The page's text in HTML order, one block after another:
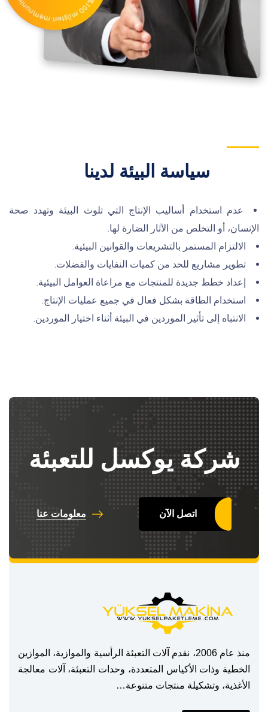
سياسة البيئة لدينا
عدم استخدام أساليب الإنتاج التي تلوث البيئة وتهدد صحة
الإنسان، أو التخلص من الآثار الضارة لها.
الالتزام المستمر بالتشريعات والقوانين البيئية.
تطوير مشاريع للحد من كميات النفايات والفضلات.
إعداد خطط جديدة للمنتجات مع مراعاة العوامل البيئية.
استخدام الطاقة بشكل فعال في جميع عمليات الإنتاج.
الانتباه إلى تأثير الموردين في البيئة أثناء اختيار الموردين.
شركة يوكسل للتعبئة
اتصل الآن معلومات عنا
منذ عام 2006، نقدم آلات التعبئة الرأسية والموازية، الموازين
الخطية وذات الأكياس المتعددة، وحدات التعبئة، آلات معالجة
الأغذية، وتشكيلة منتجات متنوعة…